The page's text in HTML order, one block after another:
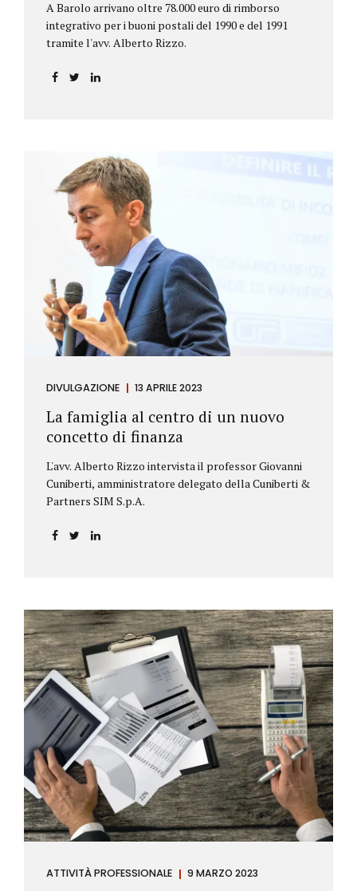
A Barolo arrivano oltre 78.000 euro di rimborso
integrativo per i buoni postali del 1990 e del 1991
tramite l'avv. Alberto Rizzo.
DIVULGAZIONE 13 APRILE 2023
La famiglia al centro di un nuovo
concetto di finanza
L'avv. Alberto Rizzo intervista il professor Giovanni
Cuniberti, amministratore delegato della Cuniberti &
Partners SIM S.p.A.
ATTIVITÀ PROFESSIONALE 9 MARZO 2023